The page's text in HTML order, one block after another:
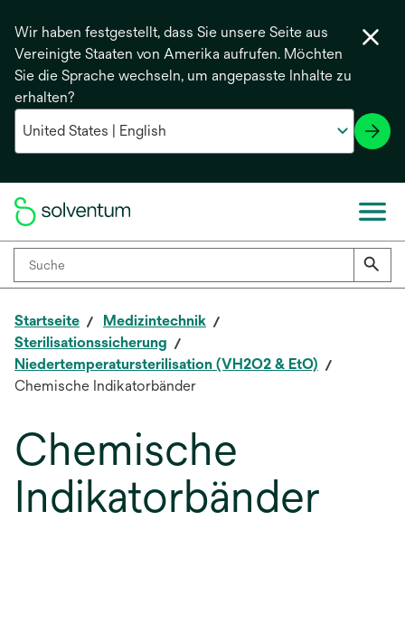
Wir haben festgestellt, dass Sie unsere Seite aus
Vereinigte Staaten von Amerika aufrufen. Möchten
Sie die Sprache wechseln, um angepasste Inhalte zu
erhalten?
Startseite
Medizintechnik
Sterilisationssicherung
Niedertemperatursterilisation (VH2O2 & EtO)
Chemische Indikatorbänder
Chemische
Indikatorbänder